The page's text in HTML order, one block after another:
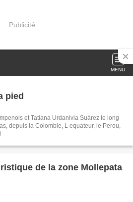
Publicité
MENU
pied
et Tatiana Urdanivia Suárez le long
depuis la Colombie, L equateur, le Perou,
de la zone Mollepata